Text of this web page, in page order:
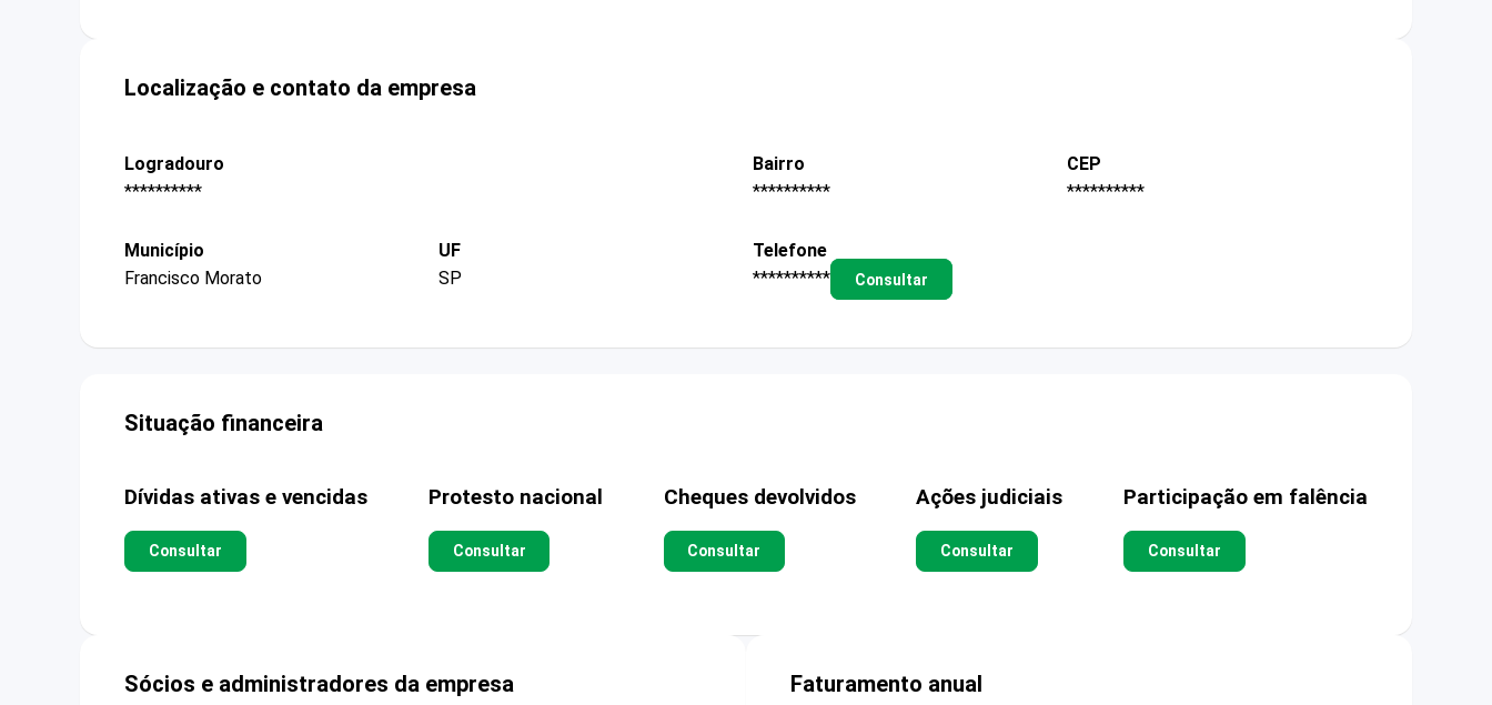
Localização e contato da empresa
Logradouro
**********
Bairro
**********
CEP
**********
Município
Francisco Morato
UF
SP
Telefone
**********
Consultar
Situação financeira
Dívidas ativas e vencidas
Consultar
Protesto nacional
Consultar
Cheques devolvidos
Consultar
Ações judiciais
Consultar
Participação em falência
Consultar
Sócios e administradores da empresa Faturamento anual